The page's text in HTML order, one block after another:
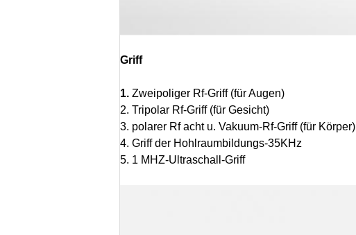
Griff
1. Zweipoliger Rf-Griff (für Augen)
2. Tripolar Rf-Griff (für Gesicht)
3. polarer Rf acht u. Vakuum-Rf-Griff (für Körper)
4. Griff der Hohlraumbildungs-35KHz
5. 1 MHZ-Ultraschall-Griff